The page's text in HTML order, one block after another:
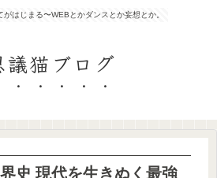
はじまる〜WEBとかダンスとか妄想とか。
議猫ブログ
史 現代を生きぬく最強